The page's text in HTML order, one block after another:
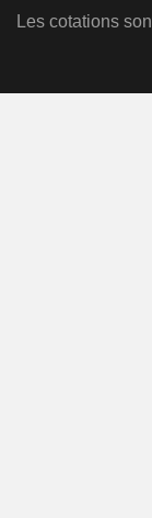
Les cotations